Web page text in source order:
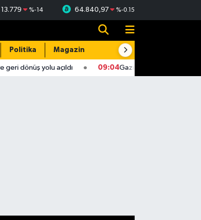
13.779 %-14 64.840,97 %-0.15
Politika Magazin Resmi İlanlar
dönüş yolu açıldı 09:04Gaziantep'te 4,5